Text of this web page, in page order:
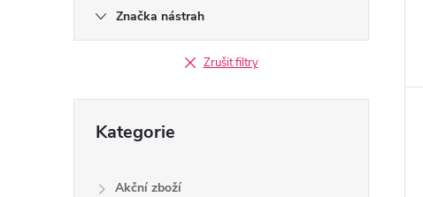
Značka nástrah
Zrušit filtry
kategorie
Kategorie
Akční zboží